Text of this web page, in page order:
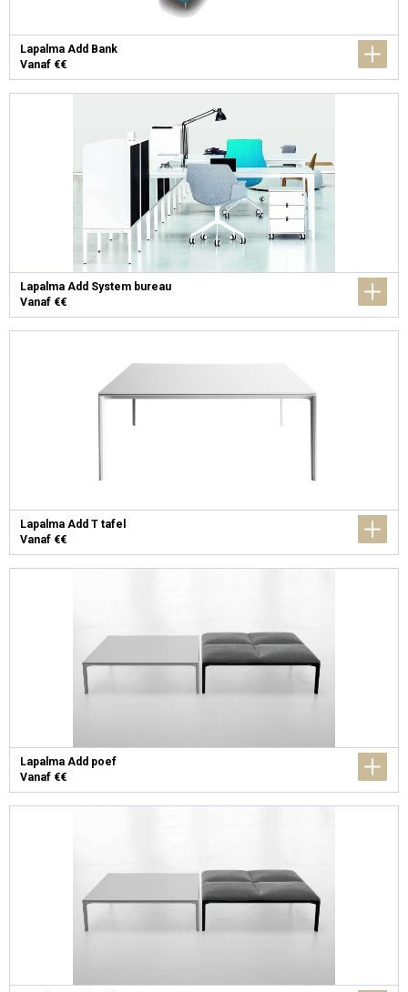
Lapalma Add Bank
Vanaf €€
Lapalma Add System bureau
Vanaf €€
Lapalma Add T tafel
Vanaf €€
Lapalma Add poef
Vanaf €€